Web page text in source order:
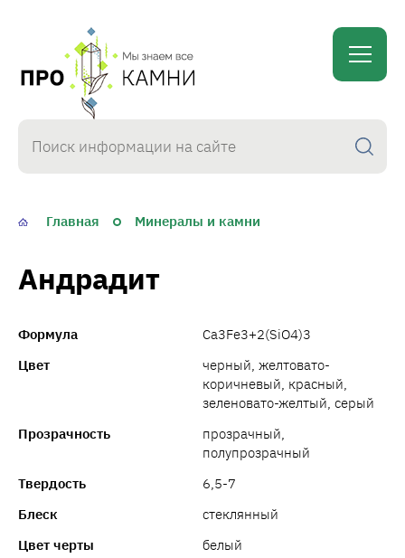
proKamni
Главная Минералы и камни
Андрадит
Формула
Ca3Fe3+2(SiO4)3
Цвет
черный, желтовато-
коричневый, красный,
зеленовато-желтый, серый
Прозрачность
прозрачный,
полупрозрачный
Твердость
6,5-7
Блеск
стеклянный
Цвет черты
белый